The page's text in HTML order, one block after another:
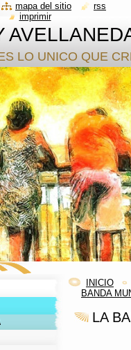
LO UNICO QUE
INICIO
BANDA
LA
mapa del sitio
rss
imprimir